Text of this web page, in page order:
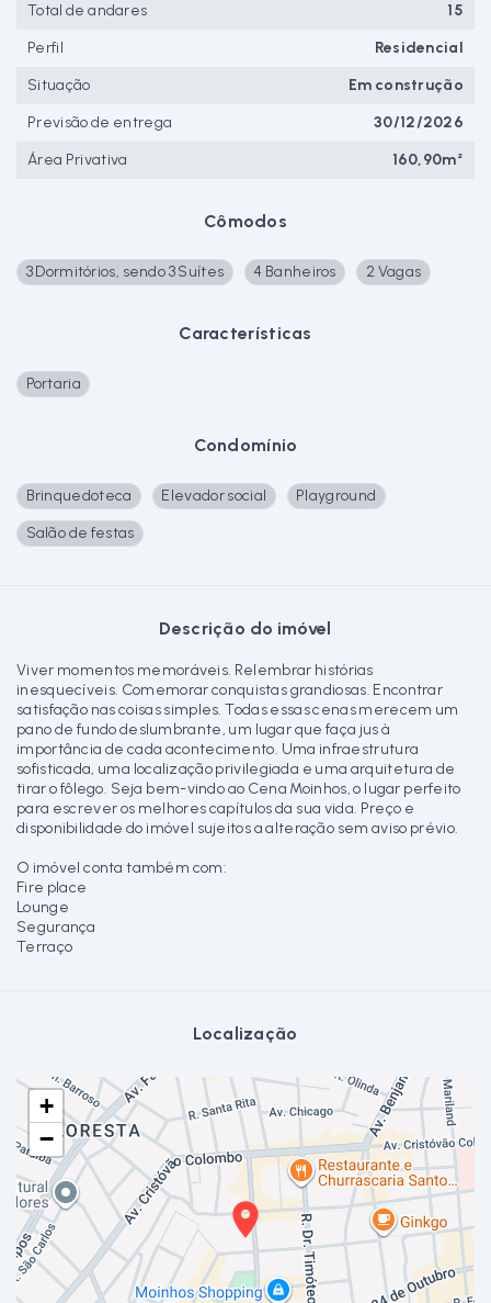
Cômodos
3 Dormitórios, sendo 3 Suítes 4 Banheiros 2 Vagas
Características
Portaria
Condomínio
Brinquedoteca Elevador social
Playground
Salão de festas
Descrição do imóvel
Viver momentos memoráveis. Relembrar histórias
inesquecíveis. Comemorar conquistas grandiosas. Encontrar
satisfação nas coisas simples. Todas essas cenas merecem um
pano de fundo deslumbrante, um lugar que faça jus à
importância de cada acontecimento. Uma infraestrutura
sofisticada, uma localização privilegiada e uma arquitetura de
tirar o fôlego. Seja bem-vindo ao Cena Moinhos, o lugar perfeito
para escrever os melhores capítulos da sua vida. Preço e
disponibilidade do imóvel sujeitos a alteração sem aviso prévio.
O imóvel conta também com:
Fire place
Lounge
Segurança
Terraço
Localização
+
−
Total de andares
15
Perfil
Residencial
Situação
Em construção
Previsão de entrega
30/12/2026
Área Privativa
160,90m²